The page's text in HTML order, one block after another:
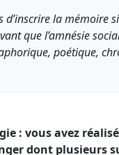
d’inscrire la mémoire
que l’amnésie
poétique,
: vous avez
dont plusieurs